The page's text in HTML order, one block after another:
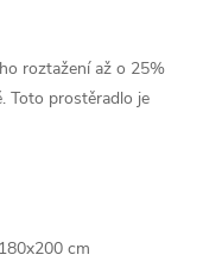
roztažení až o 25%
Toto prostěradlo je
180x200 cm